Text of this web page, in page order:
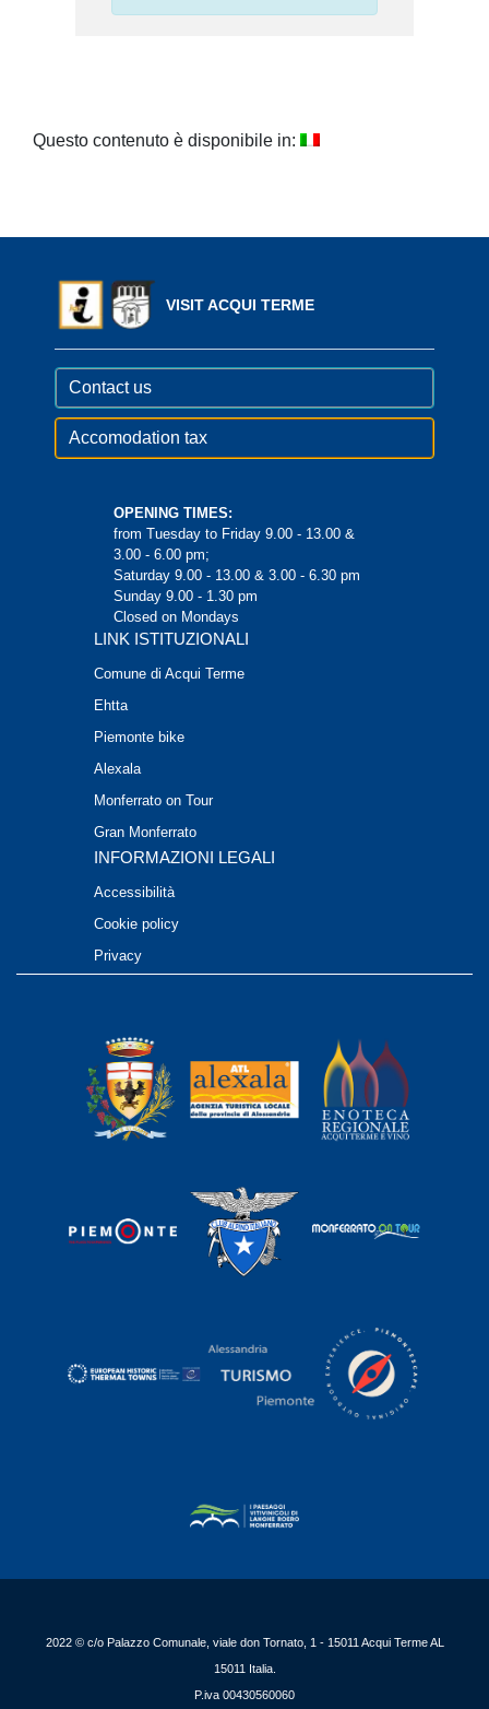
Questo contenuto è disponibile in:
VISIT ACQUI TERME
Contact us
Accomodation tax
OPENING TIMES:
from Tuesday to Friday 9.00 - 13.00 &
3.00 - 6.00 pm;
Saturday 9.00 - 13.00 & 3.00 - 6.30 pm
Sunday 9.00 - 1.30 pm
Closed on Mondays
LINK ISTITUZIONALI
Comune di Acqui Terme
Ehtta
Piemonte bike
Alexala
Monferrato on Tour
Gran Monferrato
INFORMAZIONI LEGALI
Accessibilità
Cookie policy
Privacy
2022 © c/o Palazzo Comunale, viale don Tornato, 1 - 15011 Acqui Terme AL
15011 Italia.
P.iva 00430560060